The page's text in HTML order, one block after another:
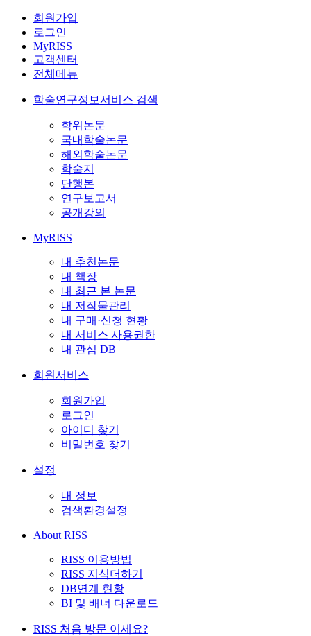
회원가입
로그인
MyRISS
고객센터
전체메뉴
학술연구정보서비스 검색
학위논문
국내학술논문
해외학술논문
학술지
단행본
연구보고서
공개강의
MyRISS
내 추천논문
내 책장
내 최근 본 논문
내 저작물관리
내 구매·신청 현황
내 서비스 사용권한
내 관심 DB
회원서비스
회원가입
로그인
아이디 찾기
비밀번호 찾기
설정
내 정보
검색환경설정
About RISS
RISS 이용방법
RISS 지식더하기
DB연계 현황
BI 및 배너 다운로드
RISS 처음 방문 이세요?